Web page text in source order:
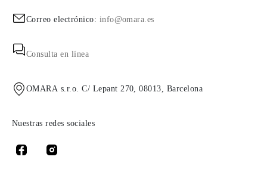
Correo electrónico: info@omara.es
Consulta en línea
OMARA s.r.o. C/ Lepant 270, 08013, Barcelona
Nuestras redes sociales